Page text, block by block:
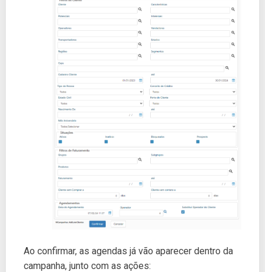
Ao confirmar, as agendas já vão aparecer dentro da
campanha, junto com as ações: